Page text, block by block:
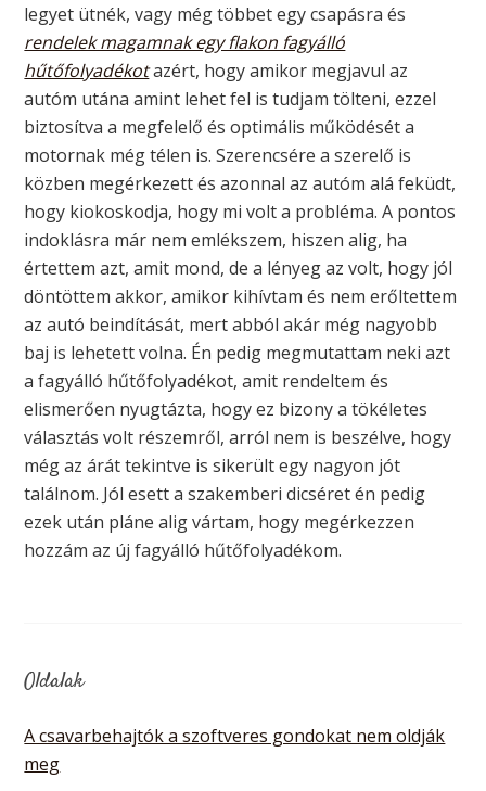
legyet ütnék, vagy még többet egy csapásra és
rendelek magamnak egy flakon fagyálló
hűtőfolyadékotazért, hogy amikor megjavul az
autóm utána amint lehet fel is tudjam tölteni, ezzel
biztosítva a megfelelő és optimális működését a
motornak még télen is. Szerencsére a szerelő is
közben megérkezett és azonnal az autóm alá feküdt,
hogy kiokoskodja, hogy mi volt a probléma. A pontos
indoklásra már nem emlékszem, hiszen alig, ha
értettem azt, amit mond, de a lényeg az volt, hogy jól
döntöttem akkor, amikor kihívtam és nem erőltettem
az autó beindítását, mert abból akár még nagyobb
baj is lehetett volna. Én pedig megmutattam neki azt
a fagyálló hűtőfolyadékot, amit rendeltem és
elismerően nyugtázta, hogy ez bizony a tökéletes
választás volt részemről, arról nem is beszélve, hogy
még az árát tekintve is sikerült egy nagyon jót
találnom. Jól esett a szakemberi dicséret én pedig
ezek után pláne alig vártam, hogy megérkezzen
hozzám az új fagyálló hűtőfolyadékom.
Oldalak
A csavarbehajtók a szoftveres gondokat nem oldják
meg